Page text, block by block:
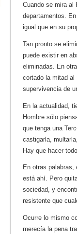
Cuando se mira al
departamentos.
igual que en su
Tan pronto se
puede existir en
eliminadas. En
cortado la mitad
supervivencia de
En la actualidad,
Hombre sólo
que tenga una
castigarla,
Hay que hacer
En otras palabras,
está ahí. Pero
sociedad, y
resistente que
Ocurre lo mismo
merecía la pena